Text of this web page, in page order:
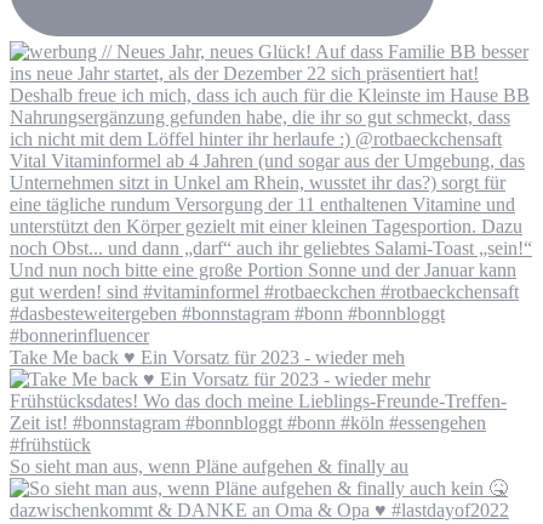
Take Me back ♥️ Ein Vorsatz für 2023 - wieder meh
So sieht man aus, wenn Pläne aufgehen & finally au